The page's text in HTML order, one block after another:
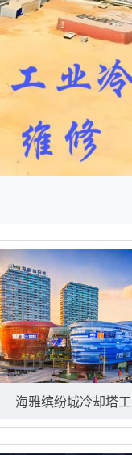
海雅缤纷城冷却塔工